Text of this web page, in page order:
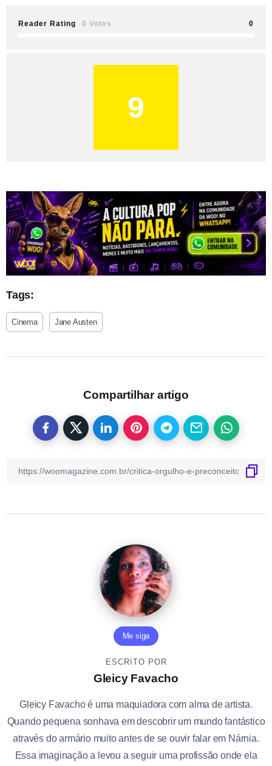
Reader Rating 0 Votes 0
9
Tags:
Cinema Jane Austen
Compartilhar artigo
Me siga
ESCRITO POR
Gleicy Favacho
Gleicy Favacho é uma maquiadora com alma de artista.
Quando pequena sonhava em descobrir um mundo fantástico
através do armário muito antes de se ouvir falar em Nárnia.
Essa imaginação a levou a seguir uma profissão onde ela